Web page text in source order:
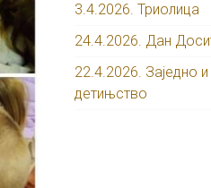
3.4.2026. Триолица
24.4.2026. Дан
22.4.2026. Заједно
детињство